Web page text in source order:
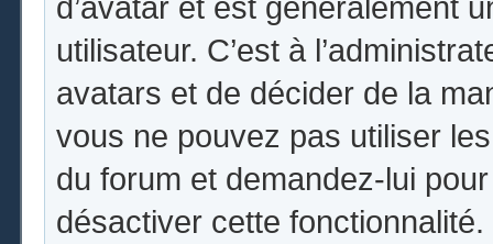
utilisateur. C’est à
avatars et de décider de la
vous ne pouvez pas utiliser
du forum et demandez-lui
désactiver cette fonctionnalité.